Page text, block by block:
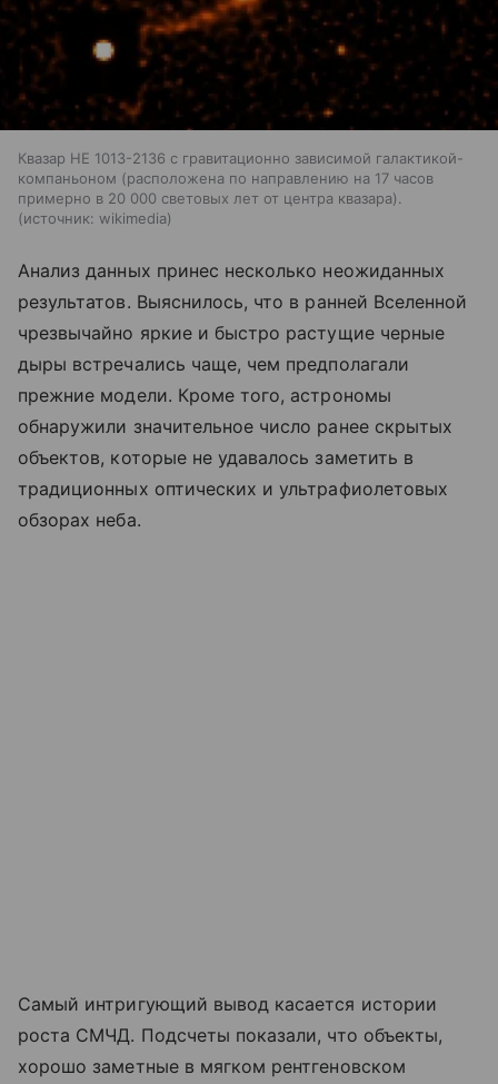
Квазар HE 1013-2136 с гравитационно зависимой галактикой-
компаньоном (расположена по направлению на 17 часов
примерно в 20 000 световых лет от центра квазара).
источник: wikimedia
Анализ данных принес несколько неожиданных
результатов. Выяснилось, что в ранней Вселенной
чрезвычайно яркие и быстро растущие черные
дыры встречались чаще, чем предполагали
прежние модели. Кроме того, астрономы
обнаружили значительное число ранее скрытых
объектов, которые не удавалось заметить в
традиционных оптических и ультрафиолетовых
обзорах неба.
Самый интригующий вывод касается истории
роста СМЧД. Подсчеты показали, что объекты,
хорошо заметные в мягком рентгеновском